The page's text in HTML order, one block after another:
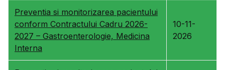
Preventia si monitorizarea pacientului
conform Contractului Cadru 2026-
2027 – Gastroenterologie, Medicina
Interna
10-11-
2026